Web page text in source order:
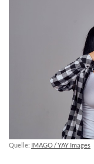
Quelle: IMAGO / YAY Images